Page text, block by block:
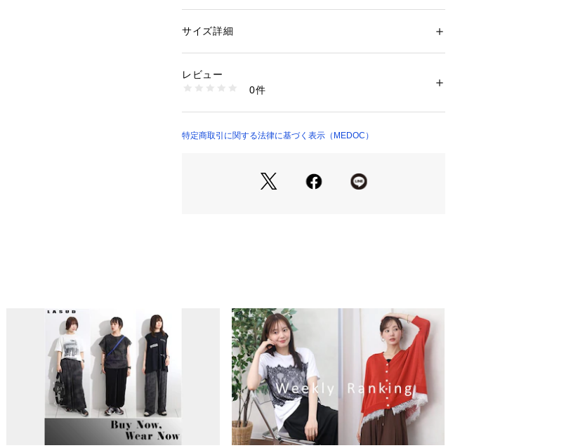
ードスタイルが仕上がります。
・また、短め丈のトップスにも合わせやすいよう、切り
替え位置を少し上にしたのもポイント◎
※撮影画像は、光の当たり具合やお使いのモニター設
性別：レディース
透け感 | オフホワイトあり
   ※インナーのカラー等をお気をつけ下さい
原産国 | 中国
ポケット | なし
サイズ詳細
レビュー
0件
特定商取引に関する法律に基づく表示（MEDOC）